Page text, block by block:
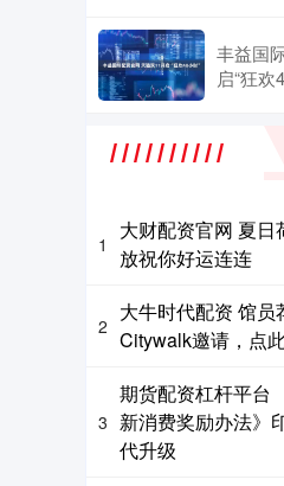
丰益国
启“狂欢
1
大财配资官网 夏
放祝你好运连连
2
大牛时代配资 馆员
Citywalk邀请，点
3
期货配资杠杆平台
新消费奖励办法》
代升级